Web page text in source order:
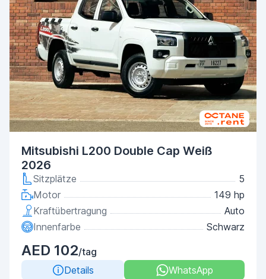
Mitsubishi L200 Double Cap Weiß
2026
Sitzplätze
5
Motor
149 hp
Kraftübertragung
Auto
Innenfarbe
Schwarz
AED 102/tag
Details
WhatsApp